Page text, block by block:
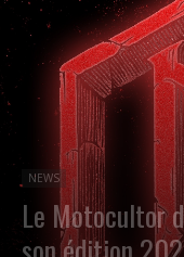
NEWS
Le Motocultor